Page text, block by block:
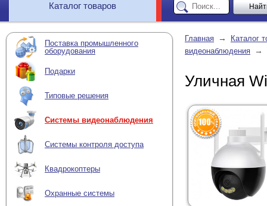
Каталог товаров
Поставка промышленного
оборудования
Подарки
Типовые решения
Системы видеонаблюдения
Системы контроля доступа
Квадрокоптеры
Охранные системы
Главная →
Каталог
видеонаблюдения →
Уличная